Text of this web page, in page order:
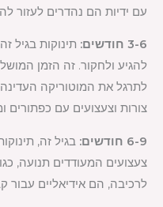
עם ידיות הם נהדרים לעזור
3-6 חודשים:
תינוקות בגיל
להגיע ולחקור. זה הזמן
לתרגל את המוטוריקה
צורות וצעצועים עם כפתורים
6-9 חודשים:
בגיל זה,
צעצועים המעודדים תנועה,
לרכיבה, הם אידיאליים עבור